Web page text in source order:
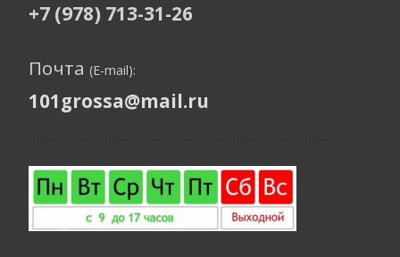
+7 (978) 713-31-26
Почта (E-mail):
101grossa@mail.ru